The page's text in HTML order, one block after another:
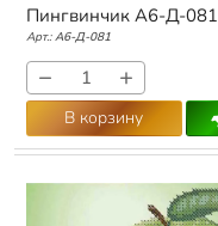
Пингвинчик А6-Д-081
Арт.: А6-Д-081
− +
В корзину